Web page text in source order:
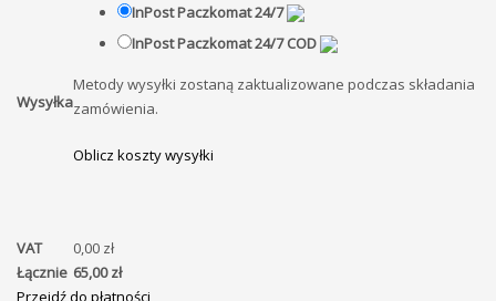
Wysyłka
InPost Paczkomat 24/7
InPost Paczkomat 24/7 COD
Metody wysyłki zostaną zaktualizowane podczas składania
zamówienia.
Oblicz koszty wysyłki
VAT 0,00 zł
Łącznie 65,00zł
Przejdź do płatności